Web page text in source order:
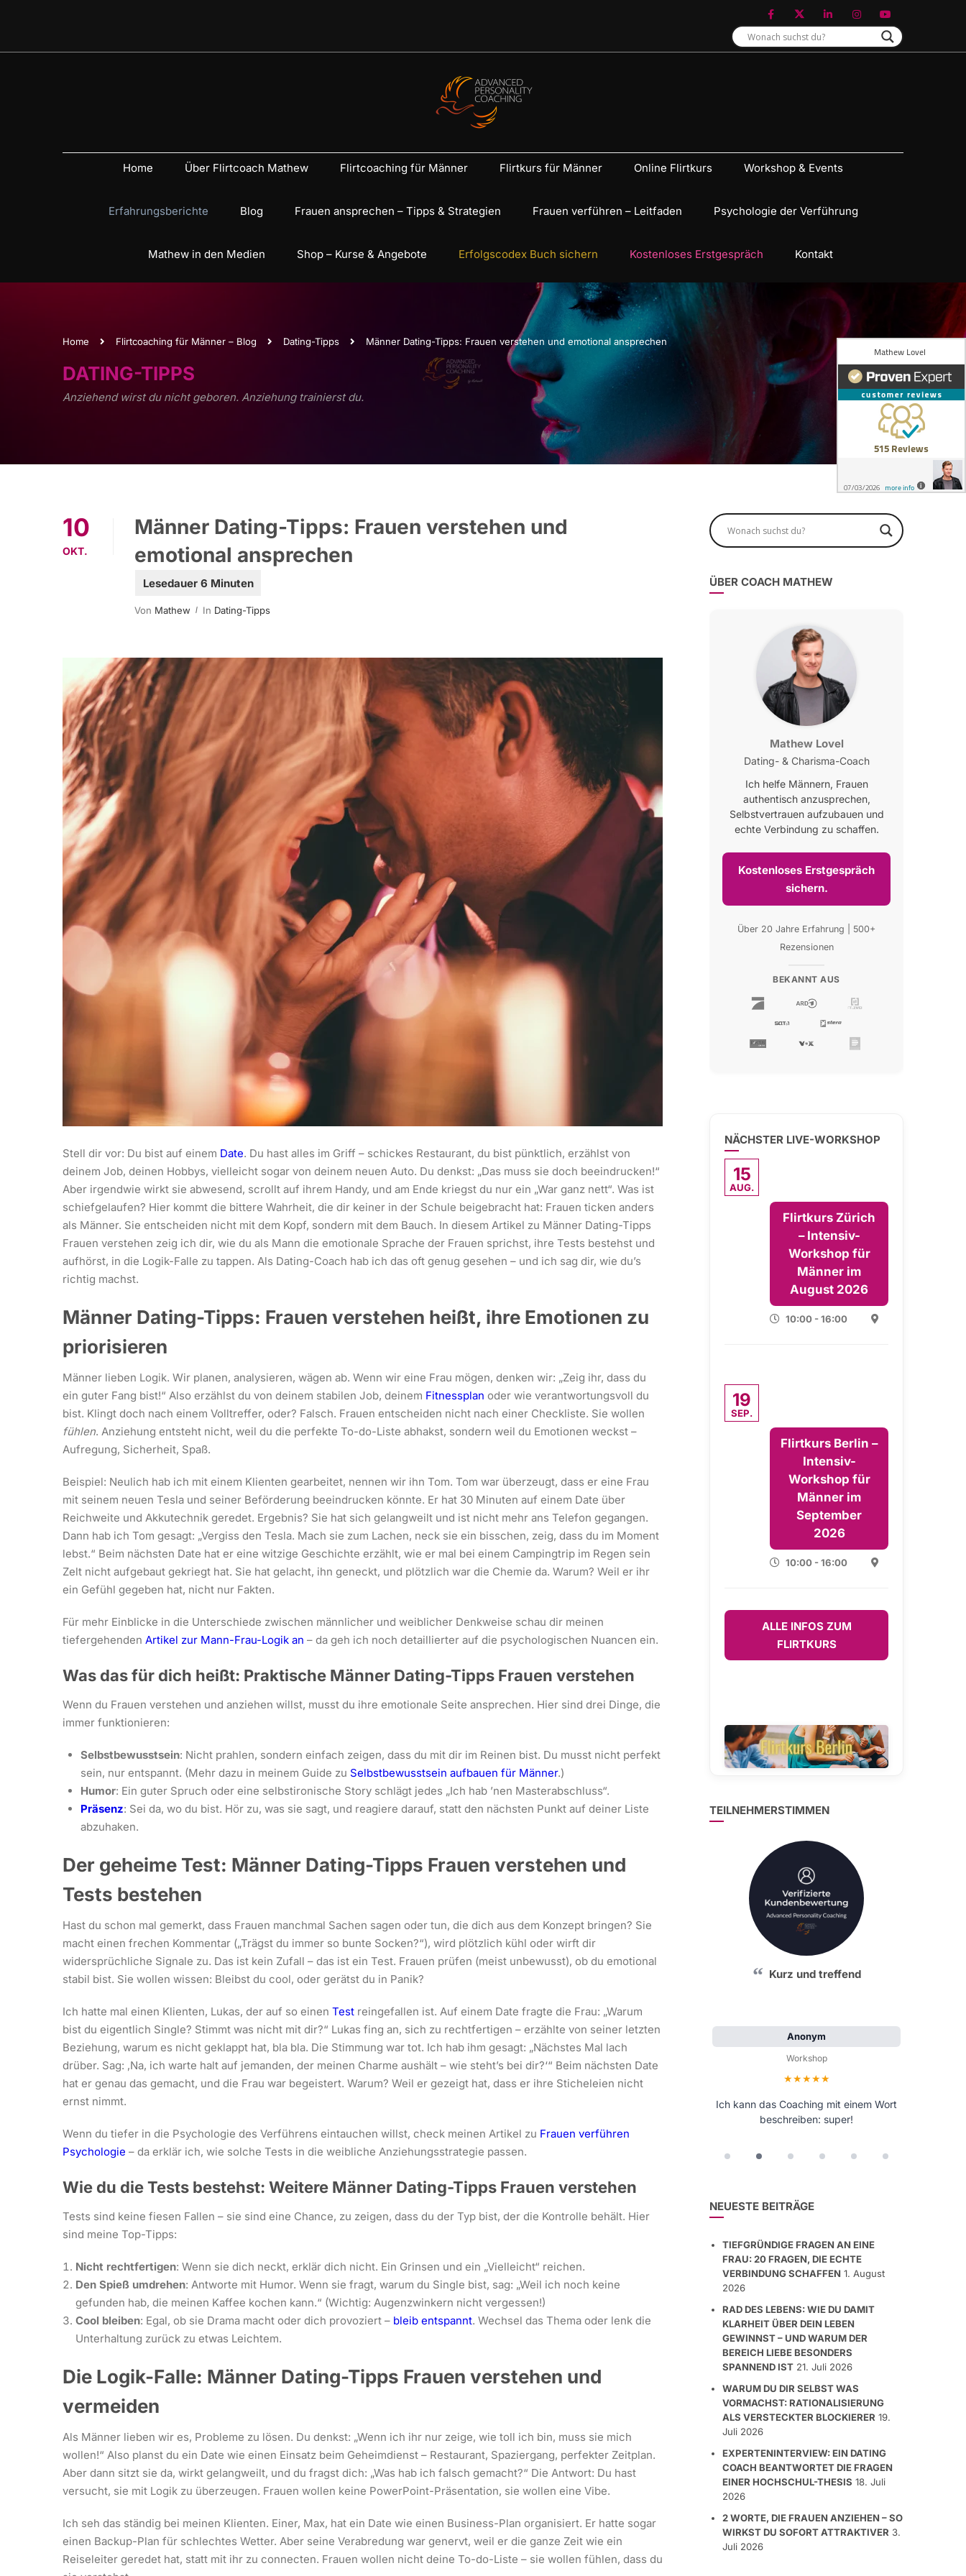
Home Über Flirtcoach Mathew Flirtcoaching für Männer Flirtkurs für Männer Online Flirtkurs Workshop & Events
Erfahrungsberichte Blog Frauen ansprechen – Tipps & Strategien Frauen verführen – Leitfaden Psychologie der Verführung
Mathew in den Medien Shop – Kurse & Angebote Erfolgscodex Buch sichern Kostenloses Erstgespräch Kontakt
Home Flirtcoaching für Männer – Blog Dating-Tipps Männer Dating-Tipps: Frauen verstehen und emotional ansprechen
DATING-TIPPS
Anziehend wirst du nicht geboren. Anziehung trainierst du.
10
OKT.
Männer Dating-Tipps: Frauen verstehen und
emotional ansprechen
Von Mathew In Dating-Tipps
Stell dir vor: Du bist auf einem Date. Du hast alles im Griff – schickes Restaurant, du bist pünktlich, erzählst von
deinem Job, deinen Hobbys, vielleicht sogar von deinem neuen Auto. Du denkst: „Das muss sie doch beeindrucken!“
Aber irgendwie wirkt sie abwesend, scrollt auf ihrem Handy, und am Ende kriegst du nur ein „War ganz nett“. Was ist
schiefgelaufen? Hier kommt die bittere Wahrheit, die dir keiner in der Schule beigebracht hat: Frauen ticken anders
als Männer. Sie entscheiden nicht mit dem Kopf, sondern mit dem Bauch. In diesem Artikel zu Männer Dating-Tipps
Frauen verstehen zeig ich dir, wie du als Mann die emotionale Sprache der Frauen sprichst, ihre Tests bestehst und
aufhörst, in die Logik-Falle zu tappen. Als Dating-Coach hab ich das oft genug gesehen – und ich sag dir, wie du’s
richtig machst.
Männer Dating-Tipps: Frauen verstehen heißt, ihre Emotionen zu
priorisieren
Männer lieben Logik. Wir planen, analysieren, wägen ab. Wenn wir eine Frau mögen, denken wir: „Zeig ihr, dass du
ein guter Fang bist!“ Also erzählst du von deinem stabilen Job, deinem Fitnessplan oder wie verantwortungsvoll du
bist. Klingt doch nach einem Volltreffer, oder? Falsch. Frauen entscheiden nicht nach einer Checkliste. Sie wollen
fühlen. Anziehung entsteht nicht, weil du die perfekte To-do-Liste abhakst, sondern weil du Emotionen weckst –
Aufregung, Sicherheit, Spaß.
Beispiel: Neulich hab ich mit einem Klienten gearbeitet, nennen wir ihn Tom. Tom war überzeugt, dass er eine Frau
mit seinem neuen Tesla und seiner Beförderung beeindrucken könnte. Er hat 30 Minuten auf einem Date über
Reichweite und Akkutechnik geredet. Ergebnis? Sie hat sich gelangweilt und ist nicht mehr ans Telefon gegangen.
Dann hab ich Tom gesagt: „Vergiss den Tesla. Mach sie zum Lachen, neck sie ein bisschen, zeig, dass du im Moment
lebst.“ Beim nächsten Date hat er eine witzige Geschichte erzählt, wie er mal bei einem Campingtrip im Regen sein
Zelt nicht aufgebaut gekriegt hat. Sie hat gelacht, ihn geneckt, und plötzlich war die Chemie da. Warum? Weil er ihr
ein Gefühl gegeben hat, nicht nur Fakten.
Für mehr Einblicke in die Unterschiede zwischen männlicher und weiblicher Denkweise schau dir meinen
tiefergehenden Artikel zur Mann-Frau-Logik an – da geh ich noch detaillierter auf die psychologischen Nuancen ein.
Was das für dich heißt: Praktische Männer Dating-Tipps Frauen verstehen
Wenn du Frauen verstehen und anziehen willst, musst du ihre emotionale Seite ansprechen. Hier sind drei Dinge, die
immer funktionieren:
Selbstbewusstsein: Nicht prahlen, sondern einfach zeigen, dass du mit dir im Reinen bist. Du musst nicht perfekt
sein, nur entspannt. (Mehr dazu in meinem Guide zu Selbstbewusstsein aufbauen für Männer.)
Humor: Ein guter Spruch oder eine selbstironische Story schlägt jedes „Ich hab ’nen Masterabschluss“.
Präsenz: Sei da, wo du bist. Hör zu, was sie sagt, und reagiere darauf, statt den nächsten Punkt auf deiner Liste
abzuhaken.
Der geheime Test: Männer Dating-Tipps Frauen verstehen und
Tests bestehen
Hast du schon mal gemerkt, dass Frauen manchmal Sachen sagen oder tun, die dich aus dem Konzept bringen? Sie
macht einen frechen Kommentar („Trägst du immer so bunte Socken?“), wird plötzlich kühl oder wirft dir
widersprüchliche Signale zu. Das ist kein Zufall – das ist ein Test. Frauen prüfen (meist unbewusst), ob du emotional
stabil bist. Sie wollen wissen: Bleibst du cool, oder gerätst du in Panik?
Ich hatte mal einen Klienten, Lukas, der auf so einen Test reingefallen ist. Auf einem Date fragte die Frau: „Warum
bist du eigentlich Single? Stimmt was nicht mit dir?“ Lukas fing an, sich zu rechtfertigen – erzählte von seiner letzten
Beziehung, warum es nicht geklappt hat, bla bla. Die Stimmung war tot. Ich hab ihm gesagt: „Nächstes Mal lach
drüber. Sag: ‚Na, ich warte halt auf jemanden, der meinen Charme aushält – wie steht’s bei dir?‘“ Beim nächsten Date
hat er genau das gemacht, und die Frau war begeistert. Warum? Weil er gezeigt hat, dass er ihre Sticheleien nicht
ernst nimmt.
Wenn du tiefer in die Psychologie des Verführens eintauchen willst, check meinen Artikel zu Frauen verführen
Psychologie – da erklär ich, wie solche Tests in die weibliche Anziehungsstrategie passen.
Wie du die Tests bestehst: Weitere Männer Dating-Tipps Frauen verstehen
Tests sind keine fiesen Fallen – sie sind eine Chance, zu zeigen, dass du der Typ bist, der die Kontrolle behält. Hier
sind meine Top-Tipps:
Nicht rechtfertigen: Wenn sie dich neckt, erklär dich nicht. Ein Grinsen und ein „Vielleicht“ reichen.
Den Spieß umdrehen: Antworte mit Humor. Wenn sie fragt, warum du Single bist, sag: „Weil ich noch keine
gefunden hab, die meinen Kaffee kochen kann.“ (Wichtig: Augenzwinkern nicht vergessen!)
Cool bleiben: Egal, ob sie Drama macht oder dich provoziert – bleib entspannt. Wechsel das Thema oder lenk die
Unterhaltung zurück zu etwas Leichtem.
Die Logik-Falle: Männer Dating-Tipps Frauen verstehen und
vermeiden
Als Männer lieben wir es, Probleme zu lösen. Du denkst: „Wenn ich ihr nur zeige, wie toll ich bin, muss sie mich
wollen!“ Also planst du ein Date wie einen Einsatz beim Geheimdienst – Restaurant, Spaziergang, perfekter Zeitplan.
Aber dann sitzt sie da, wirkt gelangweilt, und du fragst dich: „Was hab ich falsch gemacht?“ Die Antwort: Du hast
versucht, sie mit Logik zu überzeugen. Frauen wollen keine PowerPoint-Präsentation, sie wollen eine Vibe.
Ich seh das ständig bei meinen Klienten. Einer, Max, hat ein Date wie einen Business-Plan organisiert. Er hatte sogar
einen Backup-Plan für schlechtes Wetter. Aber seine Verabredung war genervt, weil er die ganze Zeit wie ein
Reiseleiter geredet hat, statt mit ihr zu connecten. Frauen wollen nicht deine To-do-Liste – sie wollen fühlen, dass du
ÜBER COACH MATHEW
Mathew Lovel
Dating- & Charisma-Coach
Ich helfe Männern, Frauen
authentisch anzusprechen,
Selbstvertrauen aufzubauen und
echte Verbindung zu schaffen.
Kostenloses Erstgespräch
sichern.
Über 20 Jahre Erfahrung | 500+
Rezensionen
BEKANNT AUS
NÄCHSTER LIVE-WORKSHOP
15
AUG.
Flirtkurs Zürich
– Intensiv-
Workshop für
Männer im
August 2026
10:00 - 16:00
19
SEP.
Flirtkurs Berlin –
Intensiv-
Workshop für
Männer im
September
2026
10:00 - 16:00
ALLE INFOS ZUM
FLIRTKURS
TEILNEHMERSTIMMEN
Kurz und treffend
Anonym
Workshop
Bewertung: 5 von 5 Sternen
Ich kann das Coaching mit einem Wort
beschreiben: super!
NEUESTE BEITRÄGE
TIEFGRÜNDIGE FRAGEN AN EINE
FRAU: 20 FRAGEN, DIE ECHTE
VERBINDUNG SCHAFFEN 1. August
2026
RAD DES LEBENS: WIE DU DAMIT
KLARHEIT ÜBER DEIN LEBEN
GEWINNST – UND WARUM DER
BEREICH LIEBE BESONDERS
SPANNEND IST 21. Juli 2026
WARUM DU DIR SELBST WAS
VORMACHST: RATIONALISIERUNG
ALS VERSTECKTER BLOCKIERER 19.
Juli 2026
EXPERTENINTERVIEW: EIN DATING
COACH BEANTWORTET DIE FRAGEN
EINER HOCHSCHUL-THESIS 18. Juli
2026
2 WORTE, DIE FRAUEN ANZIEHEN – SO
WIRKST DU SOFORT ATTRAKTIVER 3.
Juli 2026